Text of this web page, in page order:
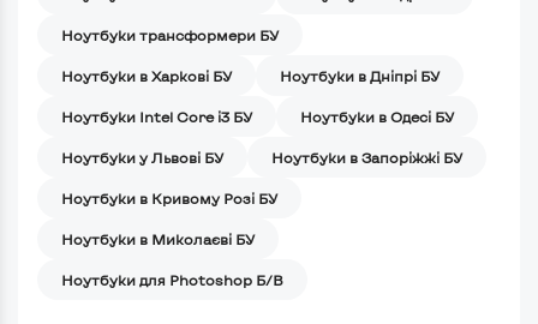
Ноутбуки трансформери БУ
Ноутбуки в Харкові БУ Ноутбуки в Дніпрі БУ
Ноутбуки Intel Core i3 БУ Ноутбуки в Одесі БУ
Ноутбуки у Львові БУ Ноутбуки в Запоріжжі БУ
Ноутбуки в Кривому Розі БУ
Ноутбуки в Миколаєві БУ
Ноутбуки для Photoshop Б/В